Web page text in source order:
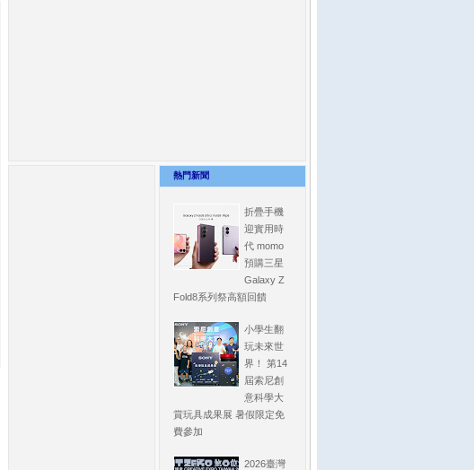
熱門新聞
折疊手機
迎實用時
代 momo
預購三星
Galaxy Z
Fold8系列祭高額回饋
小學生翻
玩未來世
界！ 第14
屆索尼創
意科學大
賞玩具成果展 暑假限定免
費參加
2026臺灣